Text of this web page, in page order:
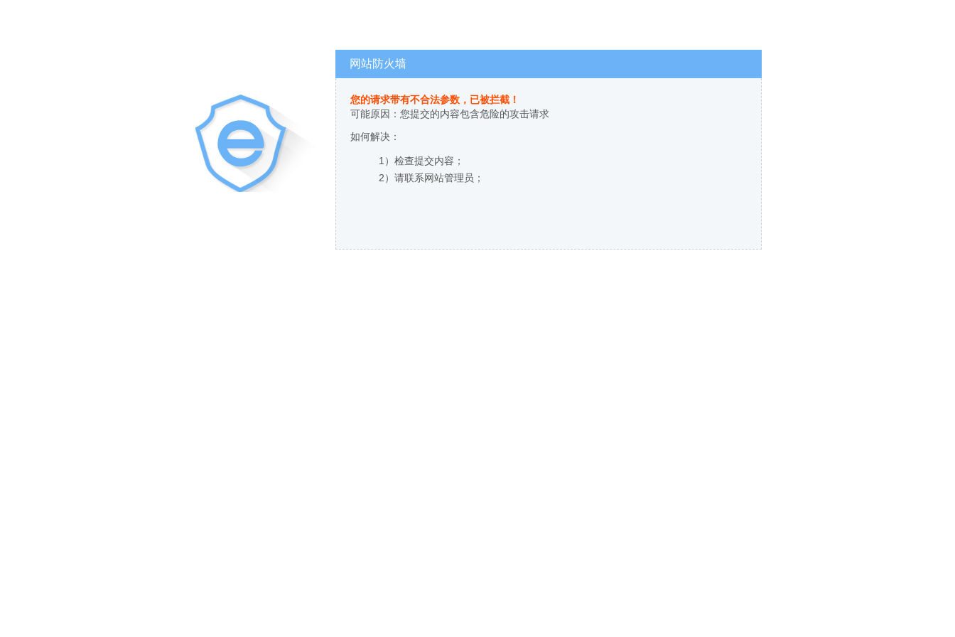
网站防火墙
您的请求带有不合法参数，已被拦截！
可能原因：您提交的内容包含危险的攻击请求
如何解决：
1）检查提交内容；
2）请联系网站管理员；